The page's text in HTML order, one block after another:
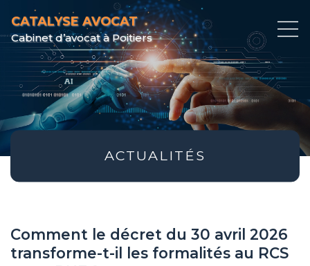
CATALYSE AVOCAT
Cabinet d’avocat à Poitiers
ACTUALITÉS
Comment le décret du 30 avril 2026
transforme-t-il les formalités au RCS